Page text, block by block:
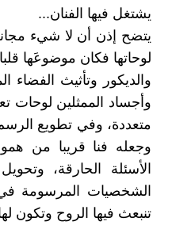
يشتغل فيها الفنان...
يتضح إذن أن لا شيء
لوحاتها فكان موضوعَها
والديكور وتأثيث الفضاء
وأجساد الممثلين لوحات
متعددة، وفي تطويع
وجعله فنا قريبا من
الأسئلة الحارقة،
الشخصيات المرسومة
تنبعث فيها الروح وتكون